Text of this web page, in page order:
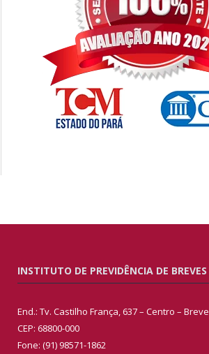
INSTITUTO DE PREVIDÊNCIA DE BREVES
End.: Tv. Castilho França, 637 – Centro –
CEP: 68800-000
Fone: (91) 98571-1862